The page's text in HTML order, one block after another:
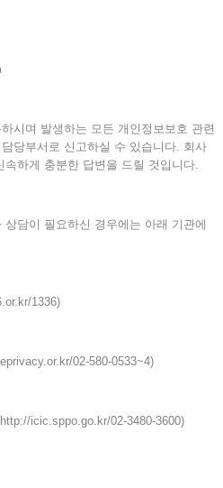
시며 발생하는 모든 개인정보보호 관련
당부서로 신고하실 수 있습니다. 회사
하게 충분한 답변을 드릴 것입니다.
담이 필요하신 경우에는 아래 기관에
1336)
02-580-0533~4)
icic.sppo.go.kr/02-3480-3600)